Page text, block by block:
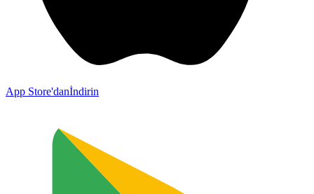
App Store'danİndirin